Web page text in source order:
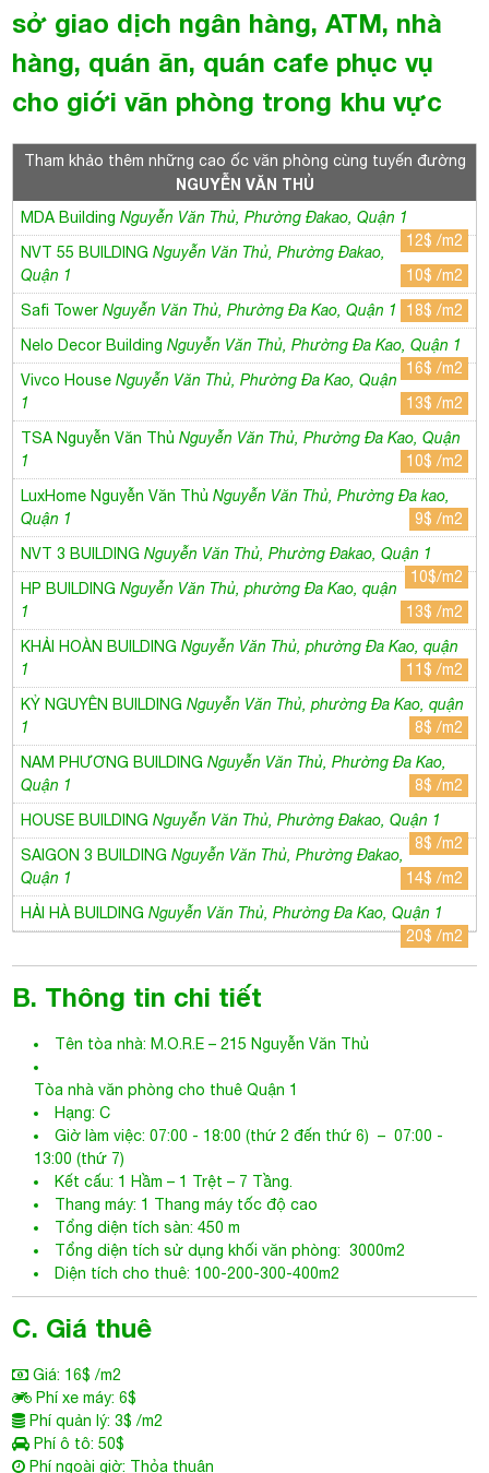
MDA BuildingNguyễn Văn Thủ, Phường Đakao, Quận 1
NVT 55 BUILDING
Nguyễn Văn Thủ, Phường Đakao,
Quận 1
10$ /m2
Safi TowerNguyễn Văn Thủ, Phường Đa Kao, Quận 1 18$ /m2
Nelo Decor BuildingNguyễn Văn Thủ, Phường Đa Kao, Quận 1
16$ /m2
Nguyễn Văn Thủ, Phường Đa Kao, Quận
1
13$ /m2
TSA Nguyễn Văn ThủNguyễn Văn Thủ, Phường Đa Kao, Quận
1
10$ /m2
LuxHome Nguyễn Văn ThủNguyễn Văn Thủ, Phường Đa kao,
Quận 1
9$ /m2
NVT 3 BUILDINGNguyễn Văn Thủ, Phường Đakao, Quận 1
10$/m2
HP BUILDING Nguyễn Văn Thủ, phường Đa Kao, quận
1
13$ /m2
KHẢI HOÀN BUILDING Nguyễn Văn Thủ, phường Đa Kao, quận
1
11$ /m2
KỶ NGUYÊN BUILDING Nguyễn Văn Thủ, phường Đa Kao, quận
1
8$ /m2
NAM PHƯƠNG BUILDING Nguyễn Văn Thủ, Phường Đa Kao,
Quận 1
8$ /m2
HOUSE BUILDING
Nguyễn Văn Thủ, Phường Đakao, Quận 1
8$ /m2
SAIGON 3 BUILDINGNguyễn Văn Thủ, Phường Đakao,
Quận 1
14$ /m2
HẢI HÀ BUILDINGNguyễn Văn Thủ, Phường Đa Kao, Quận 1
20$ /m2
B. Thông tin chi tiết
Tên tòa nhà: M.O.R.E – 215 Nguyễn Văn Thủ
Tòa nhà văn phòng cho thuê Quận 1
Hạng: C
Giờ làm việc: 07:00 - 18:00 (thứ 2 đến thứ 6) – 07:00 -
Kết cấu: 1 Hầm – 1 Trệt – 7 Tầng.
Thang máy: 1 Thang máy tốc độ cao
Tổng diện tích sử dụng khối văn phòng: 3000m2
C. Giá thuê
Giá: 16$ /m2
Phí xe máy: 6$
Phí quản lý: 3$ /m2
Phí ô tô: 50$
Phí ngoài giờ: Thỏa thuận
Điều hoà: Trung tâm
tích
D. Tiện ích